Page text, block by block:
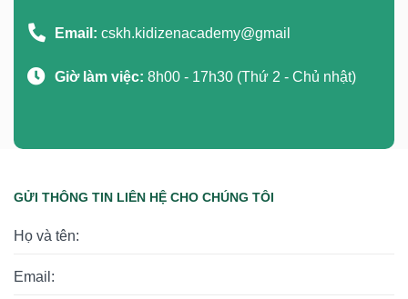
Email: cskh.kidizenacademy@gmail
Giờ làm việc: 8h00 - 17h30 (Thứ 2 - Chủ nhật)
GỬI THÔNG TIN LIÊN HỆ CHO CHÚNG TÔI